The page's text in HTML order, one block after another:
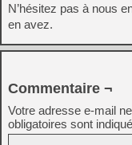
N’hésitez pas à nous
en avez.
Commentaire ¬
Votre adresse e-mail
obligatoires sont